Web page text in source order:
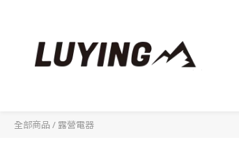
全部商品 / 露營電器